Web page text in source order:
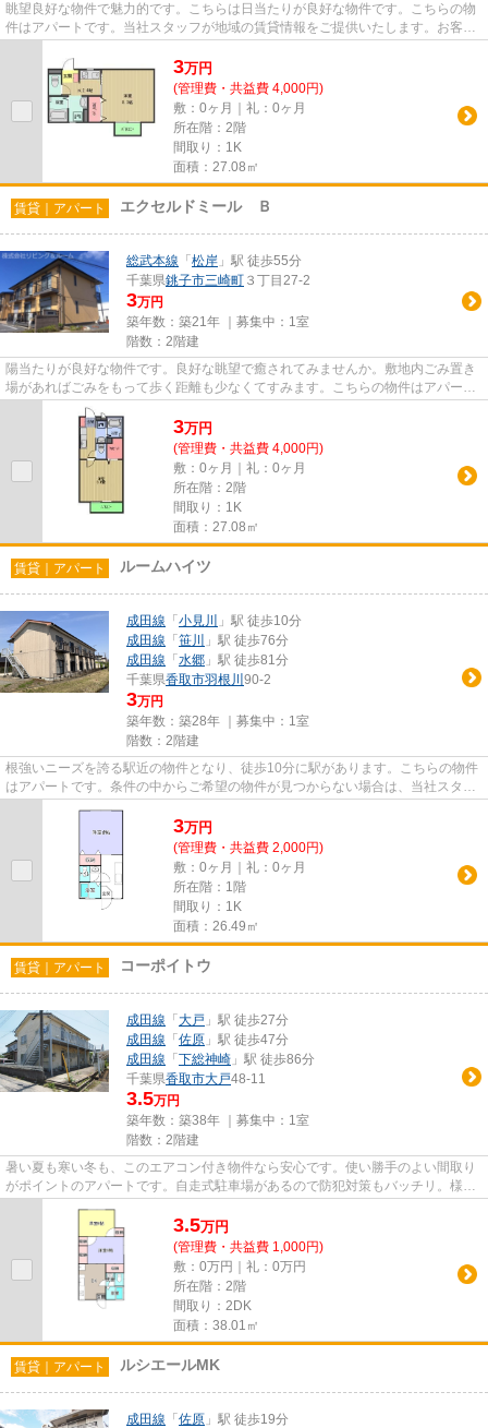
眺望良好な物件で魅力的です。こちらは日当たりが良好な物件です。こちらの物
件はアパートです。当社スタッフが地域の賃貸情報をご提供いたします。お客様
3万円
(管理費・共益費 4,000円)
敷：0ヶ月｜礼：0ヶ月
所在階：2階
間取り：1K
面積：27.08㎡
賃貸｜アパート エクセルドミール Ｂ
総武本線 「 松岸 」駅 徒歩55分
千葉県銚子市三崎町 ３丁目27-2
3万円
築年数：築21年 ｜募集中： 1室
階数：2階建
陽当たりが良好な物件です。良好な眺望で癒されてみませんか。敷地内ごみ置き
場があればごみをもって歩く距離も少なくてすみます。こちらの物件はアパート
です。銚子市エリアにある賃...
3万円
(管理費・共益費 4,000円)
敷：0ヶ月｜礼：0ヶ月
所在階：2階
間取り：1K
面積：27.08㎡
賃貸｜アパート ルームハイツ
成田線 「 小見川
」駅 徒歩10分
成田線 「 笹川
」駅 徒歩76分
成田線 「 水郷 」駅 徒歩81分
千葉県香取市羽根川 90-2
3万円
築年数：築28年 ｜募集中： 1室
階数：2階建
根強いニーズを誇る駅近の物件となり、徒歩10分に駅があります。こちらの物件
はアパートです。条件の中からご希望の物件が見つからない場合は、当社スタッ
3万円
(管理費・共益費 2,000円)
敷：0ヶ月｜礼：0ヶ月
所在階：1階
間取り：1K
面積：26.49㎡
賃貸｜アパート コーポイトウ
成田線 「 大戸 」駅 徒歩27分
成田線 「 佐原 」駅 徒歩47分
成田線 「 下総神崎 」駅 徒歩86分
千葉県香取市大戸48-11
3.5万円
築年数：築38年 ｜募集中： 1室
階数：2階建
暑い夏も寒い冬も、このエアコン付き物件なら安心です。使い勝手のよい間取り
がポイントのアパートです。自走式駐車場があるので防犯対策もバッチリ。様々
3.5万円
(管理費・共益費 1,000円)
敷：0万円｜礼：0万円
所在階：2階
間取り：2DK
面積：38.01㎡
賃貸｜アパート ルシエールMK
成田線 「 佐原 」駅 徒歩19分